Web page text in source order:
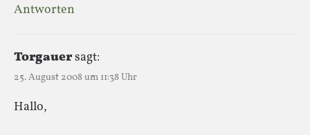
Antworten
Torgauersagt:
25. August 2008 um 11:38 Uhr
Hallo,